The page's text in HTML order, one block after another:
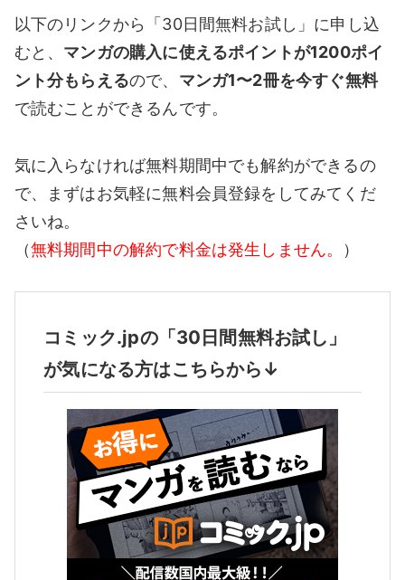
以下のリンクから「30日間無料お試し」に申し込
むと、 マンガの購入に使えるポイントが1200ポイ
ント分もらえるので、 マンガ1〜2冊を今すぐ無料
で読むことができるんです。
気に入らなければ無料期間中でも解約ができるの
で、まずはお気軽に無料会員登録をしてみてくだ
さいね。
（無料期間中の解約で料金は発生しません。 ）
コミック.jpの「30日間無料お試し」
が気になる方はこちらから↓